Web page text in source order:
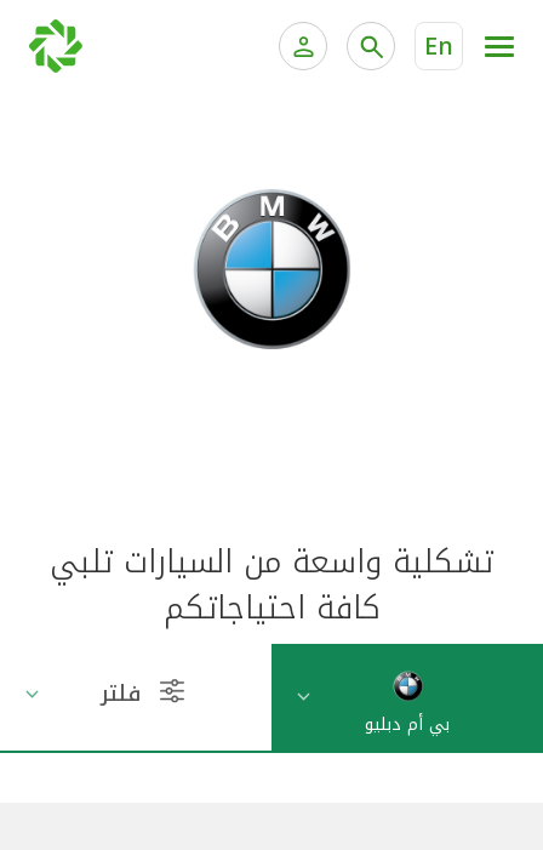
En
الخدمات المصرفية الإلكترونية للشركات
خدمة "بيتك" للتداول الإلكتروني
جميع السيارات
مواقع الفروع وأجهزة الصرف الآلي
تركيا
تشكلية واسعة من السيارات تلبي
كافة احتياجاتكم
بي أم دبليو
فلتر